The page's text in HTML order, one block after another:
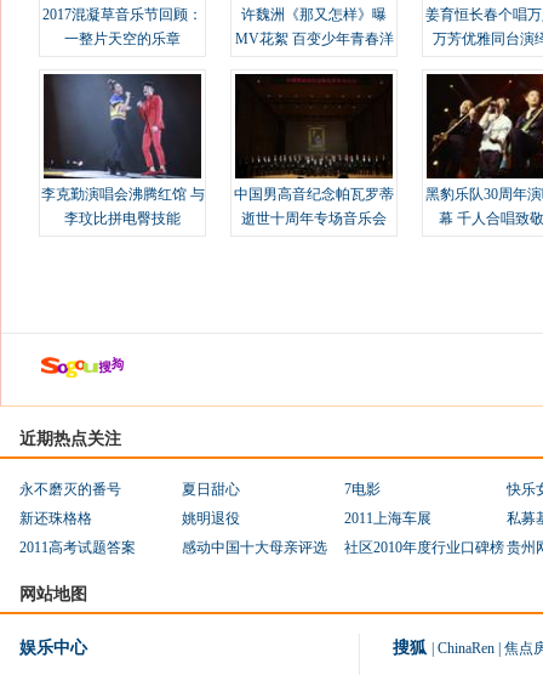
2017混凝草音乐节回顾：
一整片天空的乐章
许魏洲《那又怎样》曝
MV花絮 百变少年青春洋
姜育恒长春个唱
万芳优雅同台演
李克勤演唱会沸腾红馆 与
李玟比拼电臀技能
中国男高音纪念帕瓦罗蒂
逝世十周年专场音乐会
黑豹乐队30周年
幕 千人合唱致
近期热点关注
永不磨灭的番号 夏日甜心 7电影
快乐
新还珠格格
姚明退役 2011上海车展
私募
2011高考试题答案
感动中国十大母亲评选 社区2010年度行业口碑榜贵州
网站地图
娱乐中心 搜狐 ChinaRen 焦点